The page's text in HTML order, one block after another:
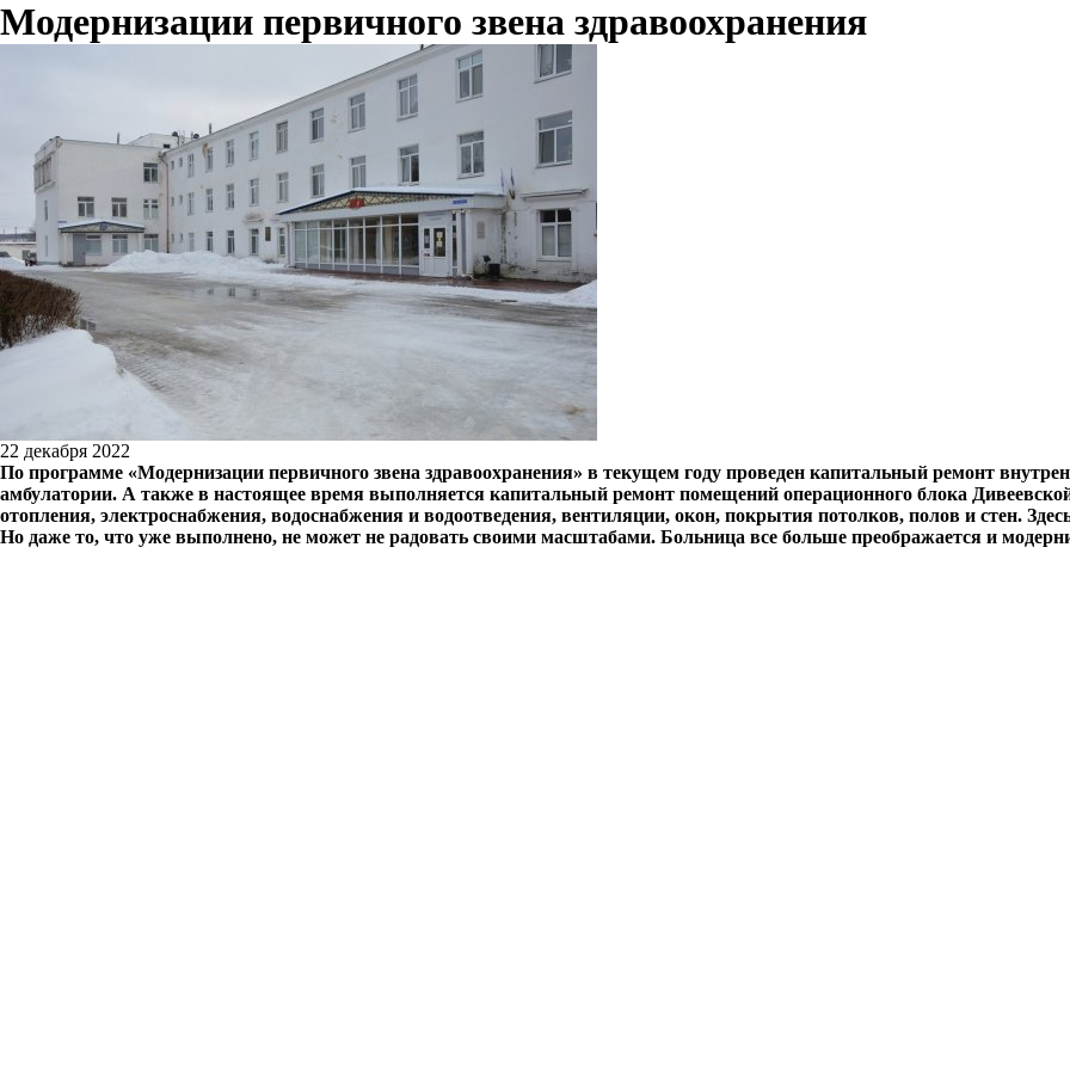
Модернизации первичного звена здравоохранения
22 декабря 2022
По программе «Модернизации первичного звена здравоохранения» в текущем году проведен капитальный ремонт
амбулатории. А также в настоящее время выполняется капитальный ремонт помещений операционного блока
отопления, электроснабжения, водоснабжения и водоотведения, вентиляции, окон, покрытия потолков, полов и стен.
Но даже то, что уже выполнено, не может не радовать своими масштабами. Больница все больше преображается и